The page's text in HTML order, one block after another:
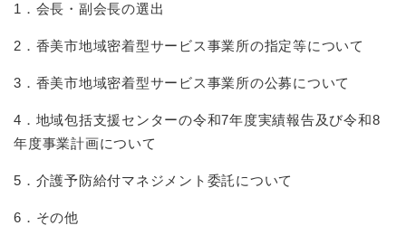
1．会長・副会長の選出
2．香美市地域密着型サービス事業所の指定等について
3．香美市地域密着型サービス事業所の公募について
4．地域包括支援センターの令和7年度実績報告及び令和8
年度事業計画について
5．介護予防給付マネジメント委託について
6．その他